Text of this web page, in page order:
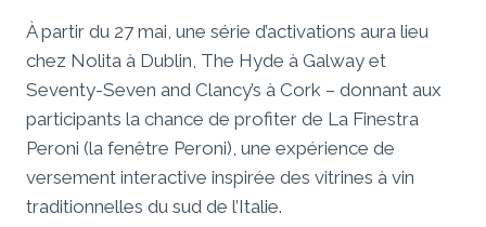
À partir du 27 mai, une série d’activations aura lieu
chez Nolita à Dublin, The Hyde à Galway et
Seventy-Seven and Clancy’s à Cork – donnant aux
participants la chance de profiter de La Finestra
Peroni (la fenêtre Peroni), une expérience de
versement interactive inspirée des vitrines à vin
traditionnelles du sud de l’Italie.